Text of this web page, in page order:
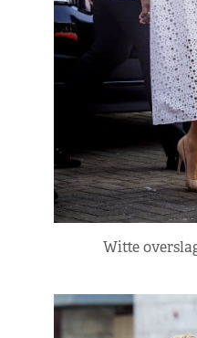
Witte